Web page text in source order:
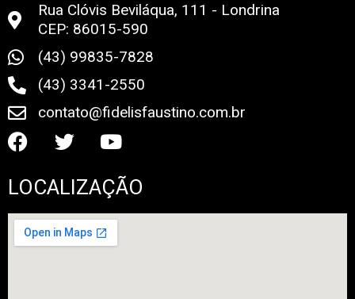
Rua Clóvis Beviláqua, 111 - Londrina
CEP: 86015-590
(43) 99835-7828
(43) 3341-2550
contato@fidelisfaustino.com.br
LOCALIZAÇÃO